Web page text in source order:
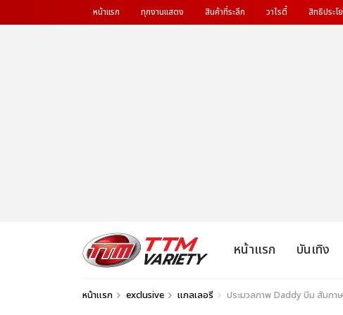
หน้าแรก ทุกงานแสดง สินค้าที่ระลึก วาไรตี้ สิทธิประโ
หน้าแรก บันเทิง
หน้าแรก exclusive แกลเลอรี ประมวลภาพ Daddy บีม สัมภ